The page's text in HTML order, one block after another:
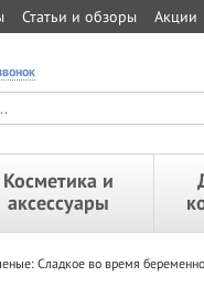
Статьи и обзоры Акции
Косметика и
аксессуары
Сладкое во время